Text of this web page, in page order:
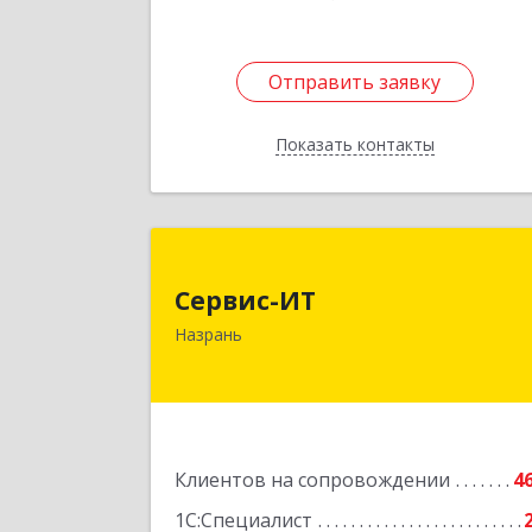
Отправить заявку
Показать контакты
Отправить заявку
Назад
Сервис-ИТ
Назрань
Клиентов на сопровождении
1С:Специалист
386102, Ингушетия Респ, Назрань г,
Центральный округ тер, Московская